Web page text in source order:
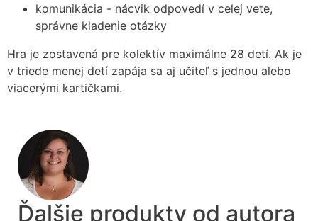
komunikácia - nácvik odpovedí v celej vete,
správne kladenie otázky
Hra je zostavená pre kolektív maximálne 28 detí. Ak je
v triede menej detí zapája sa aj učiteľ s jednou alebo
viacerými kartičkami.
Ďalšie produkty od autora